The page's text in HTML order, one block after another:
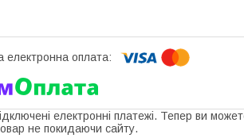
електронні платежі. Тепер ви
не покидаючи сайту.